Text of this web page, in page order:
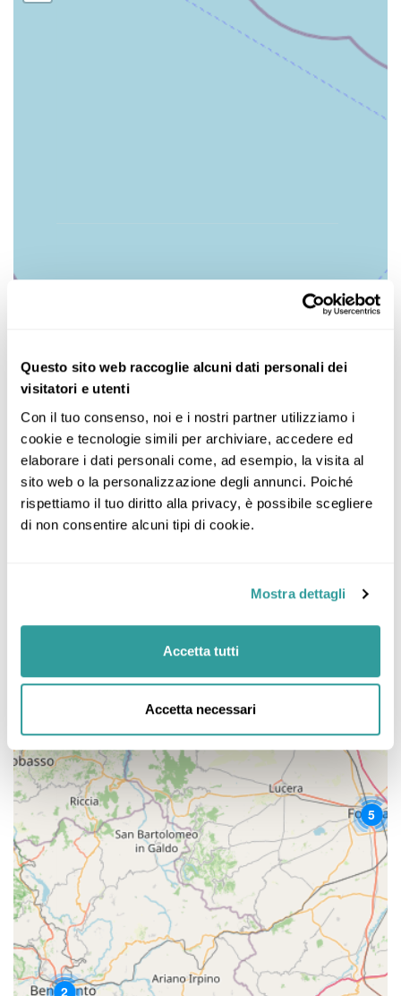
Questo sito web raccoglie alcuni dati personali dei
visitatori e utenti
Con il tuo consenso, noi e i nostri partner utilizziamo i
cookie e tecnologie simili per archiviare, accedere ed
elaborare i dati personali come, ad esempio, la visita al
sito web o la personalizzazione degli annunci. Poiché
rispettiamo il tuo diritto alla privacy, è possibile scegliere
di non consentire alcuni tipi di cookie.
Mostra dettagli
Accetta tutti
Accetta necessari
5
2
2